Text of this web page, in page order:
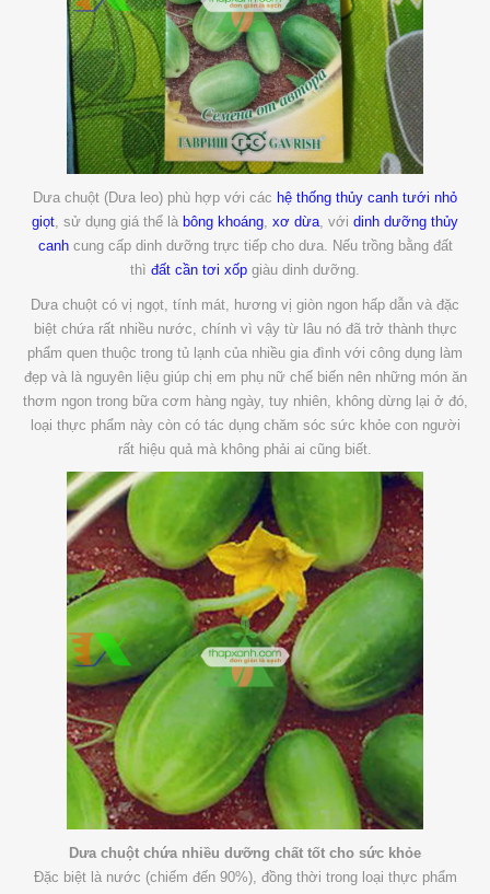
Dưa chuột (Dưa leo) phù hợp với các hệ thống thủy canh tưới nhỏ
giọt, sử dụng giá thể là bông khoáng, xơ dừa, với dinh dưỡng thủy
canhcung cấp dinh dưỡng trực tiếp cho dưa. Nếu trồng bằng đất
thì đất cần tơi xốp giàu dinh dưỡng.
Dưa chuột có vị ngọt, tính mát, hương vị giòn ngon hấp dẫn và đặc
biệt chứa rất nhiều nước, chính vì vậy từ lâu nó đã trở thành thực
phẩm quen thuộc trong tủ lạnh của nhiều gia đình với công dụng làm
đẹp và là nguyên liệu giúp chị em phụ nữ chế biến nên những món ăn
thơm ngon trong bữa cơm hàng ngày, tuy nhiên, không dừng lại ở đó,
loại thực phẩm này còn có tác dụng chăm sóc sức khỏe con người
rất hiệu quả mà không phải ai cũng biết.
Dưa chuột chứa nhiều dưỡng chất tốt cho sức khỏe
Đặc biệt là nước (chiếm đến 90%), đồng thời trong loại thực phẩm